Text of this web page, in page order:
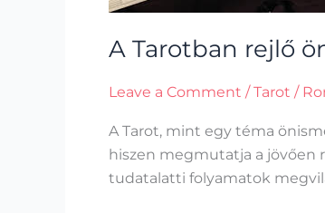
A Tarotban rejlő
Leave a Comment /Tarot /
A Tarot, mint egy téma
hiszen megmutatja a jövően
tudatalatti folyamatok